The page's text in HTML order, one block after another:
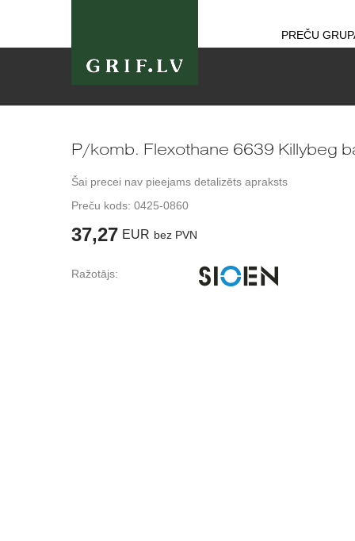
PREČU
P/komb. Flexothane 6639 Killybeg
Šai precei nav pieejams detalizēts apraksts
Preču kods: 0425-0860
37,27 EUR bez PVN
Ražotājs: